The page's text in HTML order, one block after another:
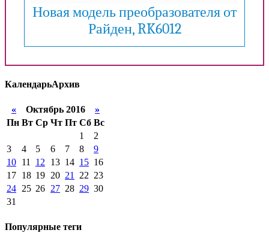
Новая модель преобразователя от
Райден, RK6012
КалендарьАрхив
« Октябрь 2016 »
Пн Вт Ср Чт Пт Сб Вс
1
2
3
4 5 6 7 8
9
10 11 12 13 14 15 16
17 18 19 20 21 22 23
24 25 26 27 28 29 30
31
Популярные теги